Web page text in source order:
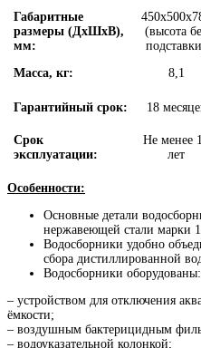
Габаритные
размеры (ДхШхВ),
мм:
(высота
Масса, кг: 8,1
Гарантийный срок: 18
Срок
эксплуатации:
Не менее
лет
Особенности:
Основные детали
нержавеющей стали марки
Водосборники удобно
сбора дистиллированной
Водосборники оборудованы:
– устройством для отключения
ёмкости;
– воздушным бактерицидным
– водоуказательной колонкой;